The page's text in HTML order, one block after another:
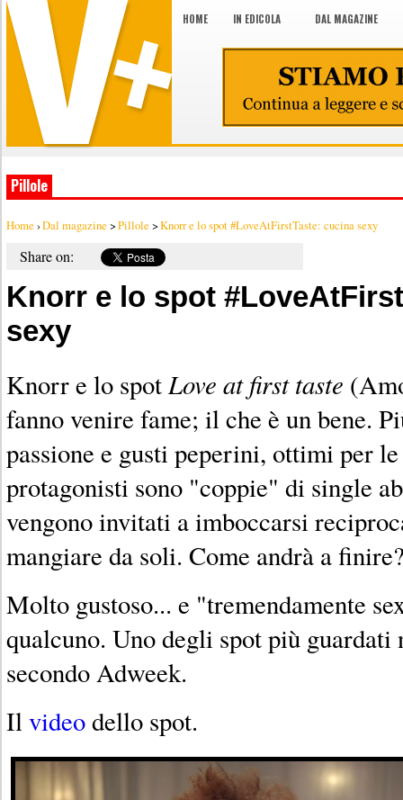
HOME IN EDICOLA DAL MAGAZINE
Pillole
Home ›Dal magazine >Pillole >Knorr e lo spot #LoveAtFirstTaste: cucina sexy
Share on:
Knorr e lo spot
sexy
Knorr e lo spotLove at first taste
fanno venire fame; il che è un bene.
passione e gusti peperini, ottimi per
protagonisti sono "coppie" di single
vengono invitati a imboccarsi
mangiare da soli. Come andrà a
Molto gustoso... e "tremendamente
qualcuno. Uno degli spot più
secondo Adweek.
Ilvideodello spot.